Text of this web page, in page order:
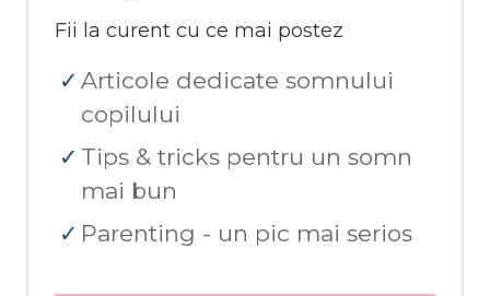
Fii la curent cu ce mai postez
Articole dedicate somnului
copilului
Tips & tricks pentru un somn
mai bun
Parenting - un pic mai serios